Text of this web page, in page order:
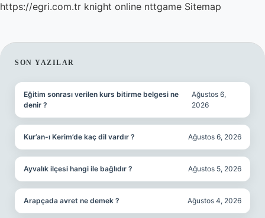
https://egri.com.tr knight online nttgame Sitemap
SIDEBAR
SON YAZILAR
Eğitim sonrası verilen kurs bitirme belgesi ne
denir ?
Ağustos 6,
2026
Kur’an-ı Kerim’de kaç dil vardır ? Ağustos 6, 2026
Ayvalık ilçesi hangi ile bağlıdır ? Ağustos 5, 2026
Arapçada avret ne demek ? Ağustos 4, 2026